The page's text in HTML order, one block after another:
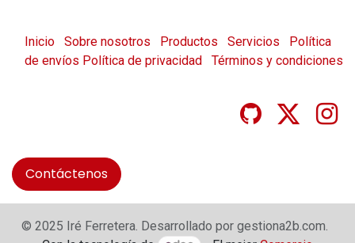
Inicio Sobre nosotros Productos Servicios
Política
de envíos Política de privacidad Términos y condiciones
Contáctenos
© 2025 Iré Ferretera. Desarrollado por gestiona2b.com.